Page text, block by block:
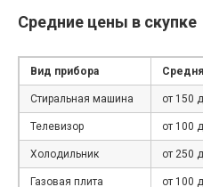
Средние цены в скупке
Вид прибора
Стиральная машина от 150
Телевизор от 100
Холодильник от 250
Газовая плита от 100